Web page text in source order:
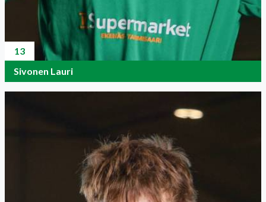
13
Sivonen Lauri